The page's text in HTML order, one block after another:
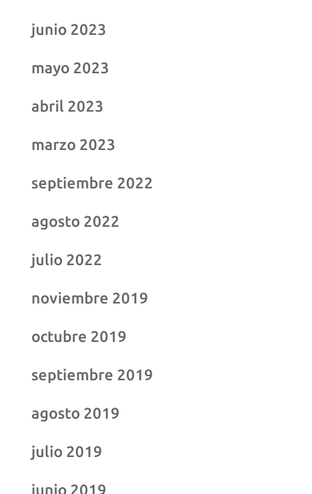
junio 2023
mayo 2023
abril 2023
marzo 2023
septiembre 2022
agosto 2022
julio 2022
noviembre 2019
octubre 2019
septiembre 2019
agosto 2019
julio 2019
junio 2019